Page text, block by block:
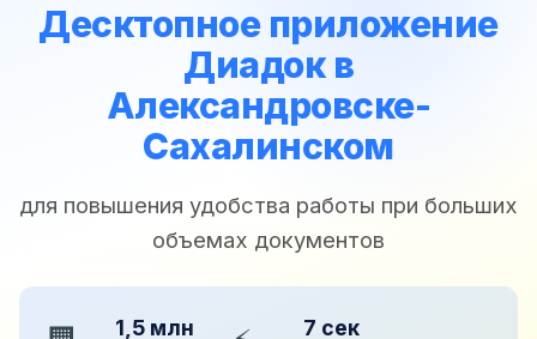
Десктопное приложение
Диадок в
Александровске-
Сахалинском
для повышения удобства работы при больших
объемах документов
1,5 млн 7 сек